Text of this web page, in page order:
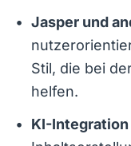
Jasper und
Stil, die bei
helfen.
KI-Integration